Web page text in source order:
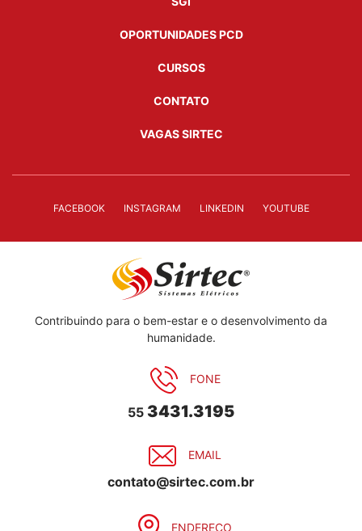
OPORTUNIDADES PCD
CURSOS
CONTATO
VAGAS SIRTEC
FACEBOOK INSTAGRAM LINKEDIN YOUTUBE
Contribuindo para o bem-estar e o desenvolvimento da
humanidade.
FONE
55 3431.3195
EMAIL
contato@sirtec.com.br
ENDEREÇO